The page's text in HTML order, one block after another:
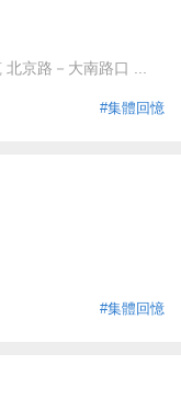
京路－大南路口 ...
#集體回憶
#集體回憶